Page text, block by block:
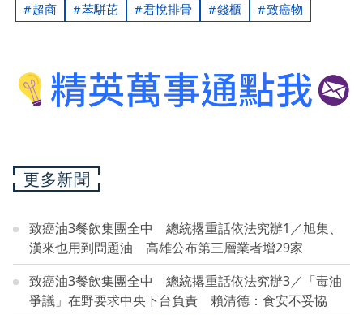
超商 苯駢芘 君悅排骨 錢櫃 致癌物
更多新聞
致癌油3餐飲集團全中 總統撂重話依法究辦1／旭集、
漢來也用到問題油 高雄公布第三層業者增29家
致癌油3餐飲集團全中 總統撂重話依法究辦3／「毒油
爭議」在野要求中央下台負責 賴清德：食安不妥協